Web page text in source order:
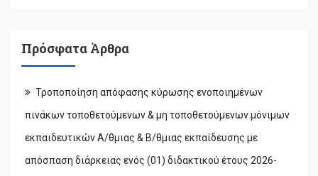
Πρόσφατα Άρθρα
Τροποποίηση απόφασης κύρωσης ενοποιημένων
πινάκων τοποθετούμενων & μη τοποθετούμενων μόνιμων
εκπαιδευτικών Α/θμιας & Β/θμιας εκπαίδευσης με
απόσπαση διάρκειας ενός (01) διδακτικού έτους 2026-